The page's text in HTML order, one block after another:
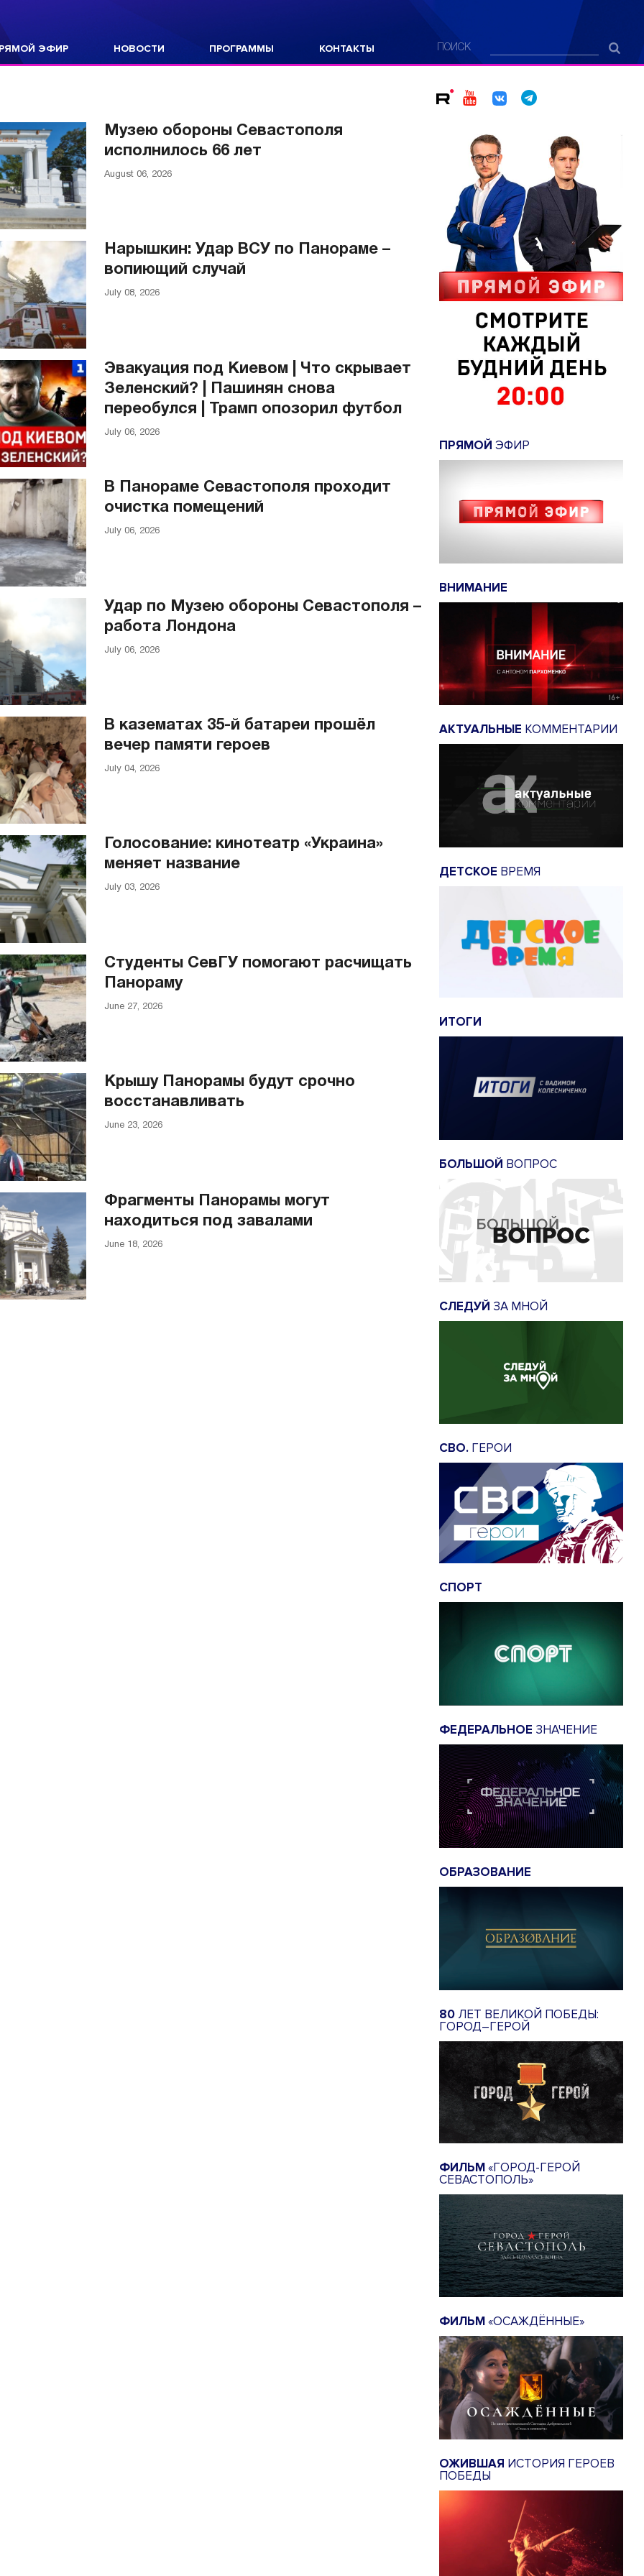
ЭФИР НОВОСТИ ПРОГРАММЫ КОНТАКТЫ ПОИСК
Музею обороны Севастополя
исполнилось 66 лет
August 06, 2026
Нарышкин: Удар ВСУ по Панораме –
вопиющий случай
July 08, 2026
Эвакуация под Киевом | Что скрывает
Зеленский? | Пашинян снова
переобулся | Трамп опозорил футбол
July 06, 2026
В Панораме Севастополя проходит
очистка помещений
July 06, 2026
Удар по Музею обороны Севастополя –
работа Лондона
July 06, 2026
В казематах 35-й батареи прошёл
вечер памяти героев
July 04, 2026
Голосование: кинотеатр «Украина»
меняет название
July 03, 2026
Студенты СевГУ помогают расчищать
Панораму
June 27, 2026
Крышу Панорамы будут срочно
восстанавливать
June 23, 2026
Фрагменты Панорамы могут
находиться под завалами
June 18, 2026
ПРЯМОЙ ЭФИР
ВНИМАНИЕ
АКТУАЛЬНЫЕ КОММЕНТАРИИ
ДЕТСКОЕ ВРЕМЯ
ИТОГИ
БОЛЬШОЙ ВОПРОС
СЛЕДУЙ ЗА МНОЙ
СВО. ГЕРОИ
СПОРТ
ФЕДЕРАЛЬНОЕ ЗНАЧЕНИЕ
ОБРАЗОВАНИЕ
80 ЛЕТ ВЕЛИКОЙ ПОБЕДЫ:
ГОРОД–ГЕРОЙ
ФИЛЬМ«ГОРОД-ГЕРОЙ
СЕВАСТОПОЛЬ»
ФИЛЬМ«ОСАЖДЁННЫЕ»
ОЖИВШАЯ ИСТОРИЯ ГЕРОЕВ
ПОБЕДЫ